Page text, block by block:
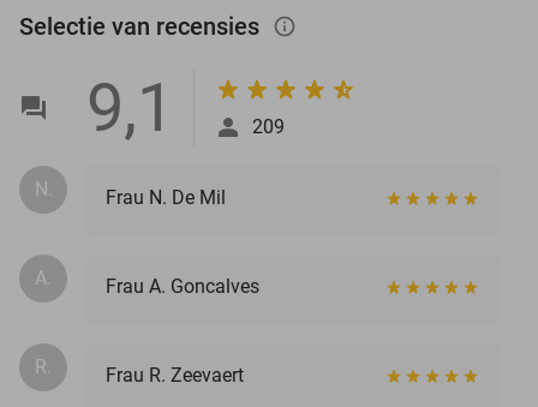
Selectie van recensies info_outlined
9,1 209
N. Frau N. De Mil
A. Frau A. Goncalves
R. Frau R. Zeevaert